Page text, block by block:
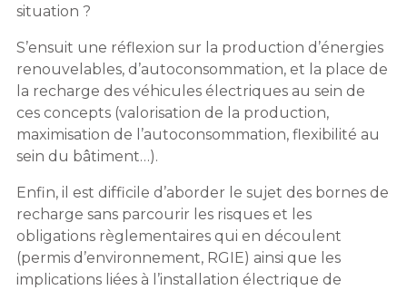
situation ?
S’ensuit une réflexion sur la production d’énergies
renouvelables, d’autoconsommation, et la place de
la recharge des véhicules électriques au sein de
ces concepts (valorisation de la production,
maximisation de l’autoconsommation, flexibilité au
sein du bâtiment…).
Enfin, il est difficile d’aborder le sujet des bornes de
recharge sans parcourir les risques et les
obligations règlementaires qui en découlent
(permis d’environnement, RGIE) ainsi que les
implications liées à l’installation électrique de